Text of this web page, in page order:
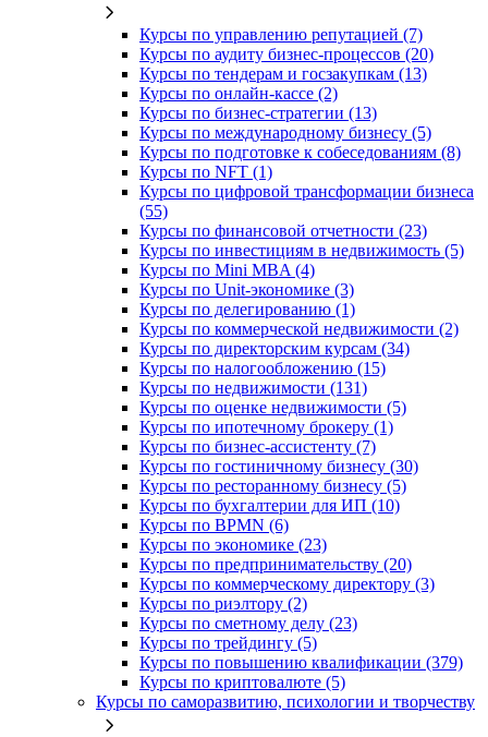
Курсы по управлению репутацией (7)
Курсы по аудиту бизнес-процессов (20)
Курсы по тендерам и госзакупкам (13)
Курсы по онлайн-кассе (2)
Курсы по бизнес-стратегии (13)
Курсы по международному бизнесу (5)
Курсы по подготовке к собеседованиям (8)
Курсы по NFT (1)
Курсы по цифровой трансформации бизнеса
(55)
Курсы по финансовой отчетности (23)
Курсы по инвестициям в недвижимость (5)
Курсы по Mini MBA (4)
Курсы по Unit-экономике (3)
Курсы по делегированию (1)
Курсы по коммерческой недвижимости (2)
Курсы по директорским курсам (34)
Курсы по налогообложению (15)
Курсы по недвижимости (131)
Курсы по оценке недвижимости (5)
Курсы по ипотечному брокеру (1)
Курсы по бизнес-ассистенту (7)
Курсы по гостиничному бизнесу (30)
Курсы по ресторанному бизнесу (5)
Курсы по бухгалтерии для ИП (10)
Курсы по BPMN (6)
Курсы по экономике (23)
Курсы по предпринимательству (20)
Курсы по коммерческому директору (3)
Курсы по риэлтору (2)
Курсы по сметному делу (23)
Курсы по трейдингу (5)
Курсы по повышению квалификации (379)
Курсы по криптовалюте (5)
Курсы по саморазвитию, психологии и творчеству